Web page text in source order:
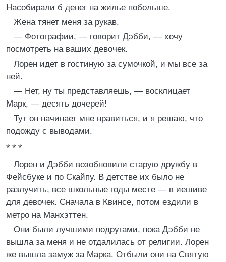
Насобирали б денег на жилье побольше.
Жена тянет меня за рукав.
— Фотографии, — говорит Дэбби, — хочу
посмотреть на ваших девочек.
Лорен идет в гостиную за сумочкой, и мы все за
ней.
— Нет, ну ты представляешь, — восклицает
Марк, — десять дочерей!
Тут он начинает мне нравиться, и я решаю, что
подожду с выводами.
* * *
Лорен и Дэбби возобновили старую дружбу в
Фейсбуке и по Скайпу. В детстве их было не
разлучить, все школьные годы месте — в иешиве
для девочек. Сначала в Квинсе, потом ездили в
метро на Манхэттен.
Они были лучшими подругами, пока Дэбби не
вышла за меня и не отдалилась от религии. Лорен
же вышла замуж за Марка. Отбыли они на Святую